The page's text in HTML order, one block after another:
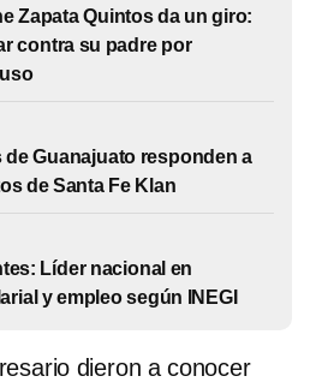
Zapata Quintos da un giro:
contra su padre por
Guanajuato responden a
de Santa Fe Klan
Líder nacional en
y empleo según INEGI
dieron a conocer